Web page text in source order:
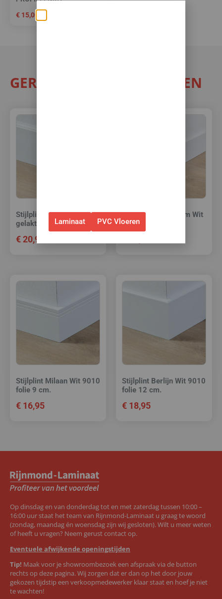
€ 15,00
GERELATEERDE PRODUCTEN
Stijlplint Praag Wit 9010
gelakt 12 cm.
€20,95
Stijlplint Amsterdam Wit
9010 folie 9 cm.
Stijlplint Milaan Wit 9010
folie 9 cm.
€ 16,95
Stijlplint Berlijn Wit 9010
folie 12 cm.
€ 18,95
Op dinsdag en van donderdag tot en met zaterdag tussen 10:00 –
16:00 uur staat het team van Rijnmond-Laminaat u graag te woord
(zondag, maandag én woensdag zijn wij gesloten). Wilt u meer weten
of heeft u vragen? Neem gerust contact op.
Eventuele afwijkende openingstijden
Tip! Maak voor je showroombezoek een afspraak via de button
rechts op deze pagina. Wij zorgen dat er dan op het door jouw
gekozen tijdstip een verkoopmedewerker klaar staat en hoef je niet
te wachten!
Laminaat PVC Vloeren